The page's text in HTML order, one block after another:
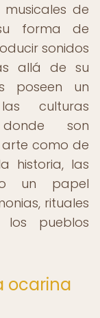
de
forma de
sonidos
allá de su
poseen un
culturas
son
como de
historia, las
un papel
rituales
los pueblos
ocarina